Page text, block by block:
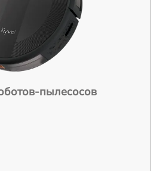
пылесосов